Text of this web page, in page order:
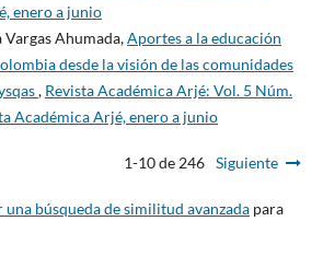
enero a junio
Ahumada,Aportes a la educación
desde la visión de las comunidades
, Revista Académica Arjé: Vol. 5 Núm.
Académica Arjé, enero a junio
1-10 de 246 Siguiente
una búsqueda de similitud avanzadapara